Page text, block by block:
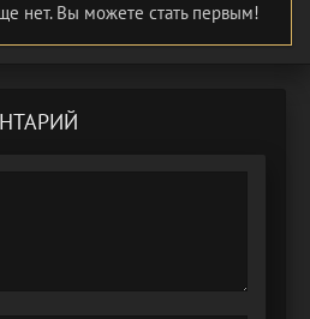
нет. Вы можете стать первым!